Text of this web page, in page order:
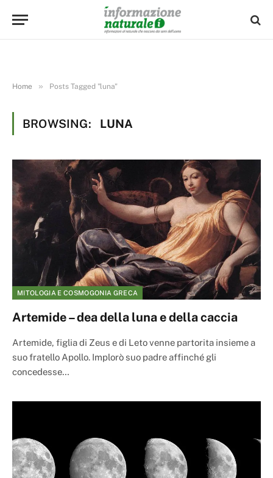
Home » Posts Tagged "luna"
BROWSING: LUNA
MITOLOGIA E COSMOGONIA GRECA
Artemide – dea della luna e della caccia
Artemide, figlia di Zeus e di Leto venne partorita insieme a
suo fratello Apollo. Implorò suo padre affinché gli
concedesse…